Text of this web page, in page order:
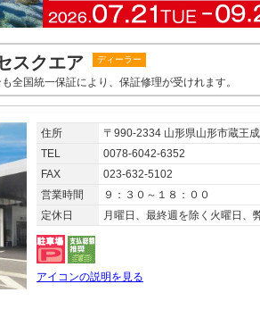
スクエア ディーラー
全国統一保証により、保証修理が受けれます。
住所
〒990-2334 山形県山形市蔵王
TEL
0078-6042-6352
FAX
023-632-5102
営業時間
９：３０～１８：００
定休日
月曜日、最終週を除く火曜日、
アイコンの説明を見る